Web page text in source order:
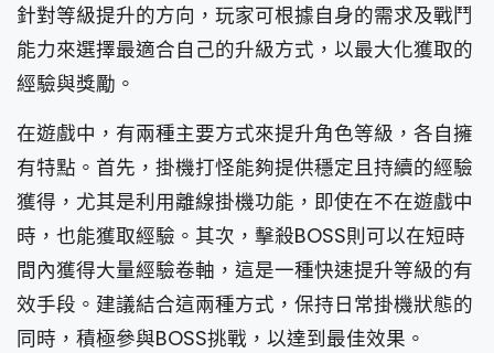
針對等級提升的方向，玩家可根據自身的需求及戰鬥
能力來選擇最適合自己的升級方式，以最大化獲取的
經驗與獎勵。
在遊戲中，有兩種主要方式來提升角色等級，各自擁
有特點。首先，掛機打怪能夠提供穩定且持續的經驗
獲得，尤其是利用離線掛機功能，即使在不在遊戲中
時，也能獲取經驗。其次，擊殺BOSS則可以在短時
間內獲得大量經驗卷軸，這是一種快速提升等級的有
效手段。建議結合這兩種方式，保持日常掛機狀態的
同時，積極參與BOSS挑戰，以達到最佳效果。